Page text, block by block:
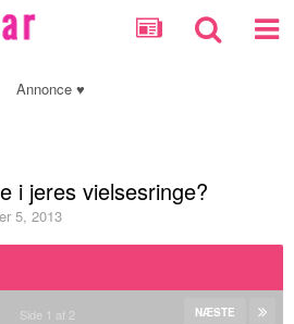
Annonce ♥
i jeres vielsesringe?
5, 2013
NÆSTE
Side 1 af 2